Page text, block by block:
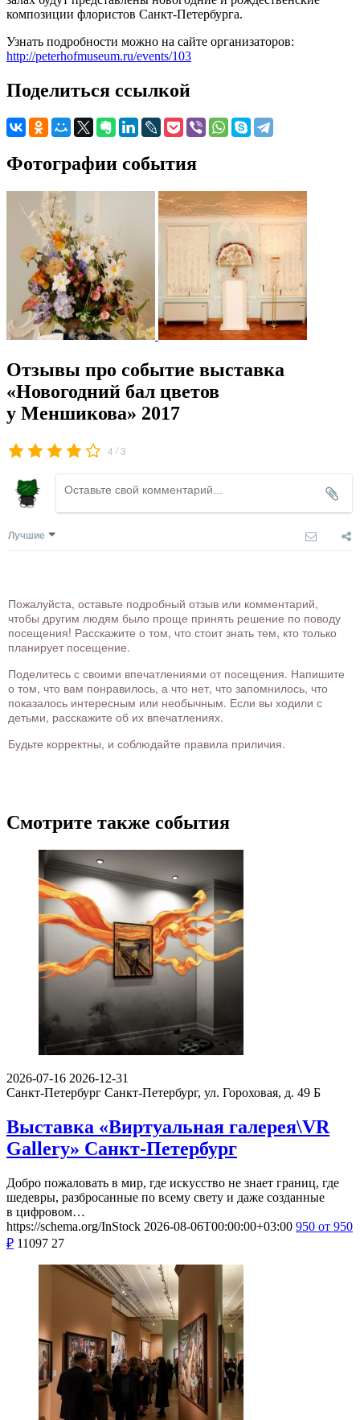
композиции флористов Санкт-Петербурга.
Узнать подробности можно на сайте организаторов:
http://peterhofmuseum.ru/events/103
Поделиться ссылкой
Фотографии события
Отзывы про событие выставка
«Новогодний бал цветов
у Меншикова» 2017
4 /3
Лучшие
Пожалуйста, оставьте подробный отзыв или комментарий,
чтобы другим людям было проще принять решение по поводу
посещения! Расскажите о том, что стоит знать тем, кто только
планирует посещение.
Поделитесь с своими впечатлениями от посещения. Напишите
о том, что вам понравилось, а что нет, что запомнилось, что
показалось интересным или необычным. Если вы ходили с
детьми, расскажите об их впечатлениях.
Будьте корректны, и соблюдайте правила приличия.
Смотрите также события
2026-07-16 2026-12-31
Санкт-Петербург Санкт-Петербург, ул. Гороховая, д. 49 Б
Выставка «Виртуальная галерея\VR
Gallery» Санкт-Петербург
Добро пожаловать в мир, где искусство не знает границ, где
шедевры, разбросанные по всему свету и даже созданные
в цифровом…
https://schema.org/InStock 2026-08-06T00:00:00+03:00 950 от 950
₽ 11097 27